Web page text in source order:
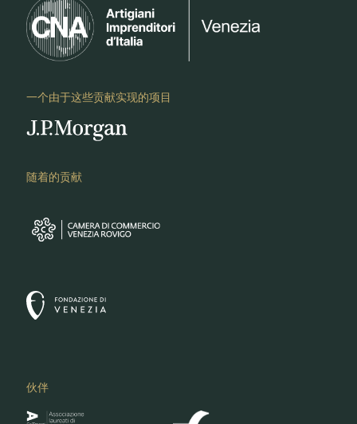
一个由于这些贡献实现的项目
随着的贡献
伙伴